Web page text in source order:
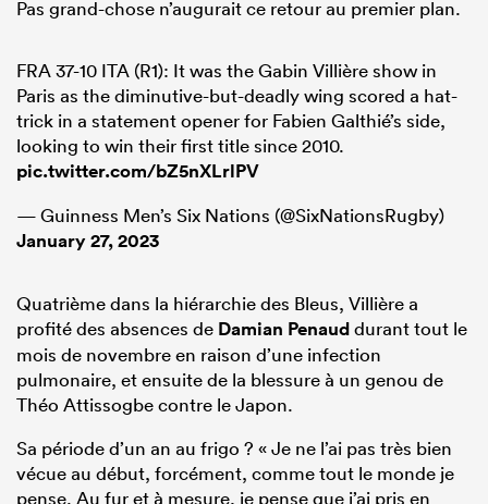
Pas grand-chose n’augurait ce retour au premier plan.
FRA 37-10 ITA (R1): It was the Gabin Villière show in
Paris as the diminutive-but-deadly wing scored a hat-
trick in a statement opener for Fabien Galthié’s side,
looking to win their first title since 2010.
pic.twitter.com/bZ5nXLrlPV
— Guinness Men’s Six Nations (@SixNationsRugby)
January 27, 2023
Quatrième dans la hiérarchie des Bleus, Villière a
profité des absences de Damian Penauddurant tout le
mois de novembre en raison d’une infection
pulmonaire, et ensuite de la blessure à un genou de
Théo Attissogbe contre le Japon.
Sa période d’un an au frigo ? « Je ne l’ai pas très bien
vécue au début, forcément, comme tout le monde je
pense. Au fur et à mesure, je pense que j’ai pris en